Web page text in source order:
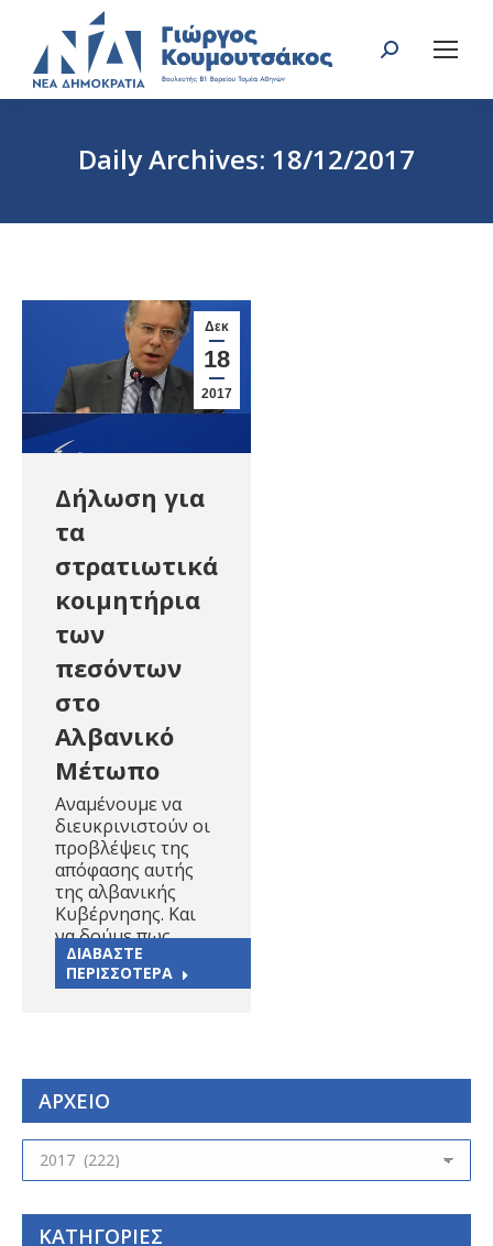
Search:
Daily Archives: 18/12/2017
Δεκ
18
2017
Δήλωση για
τα
στρατιωτικά
κοιμητήρια
των
πεσόντων
στο
Αλβανικό
Μέτωπο
Αναμένουμε να
διευκρινιστούν οι
προβλέψεις της
απόφασης αυτής
της αλβανικής
Κυβέρνησης. Και
να δούμε πως…
ΔΙΑΒΑΣΤΕ
ΠΕΡΙΣΣΟΤΕΡΑ
ΑΡΧΕΙΟ
ΑΡΧΕΙΟ
ΚΑΤΗΓΟΡΙΕΣ